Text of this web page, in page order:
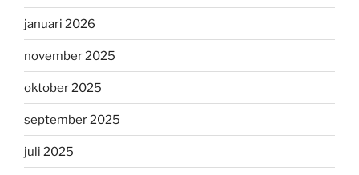
januari 2026
november 2025
oktober 2025
september 2025
juli 2025